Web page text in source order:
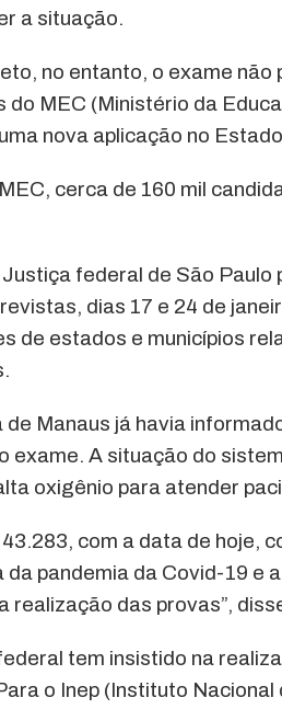
a situação.
no entanto, o exame
do MEC (Ministério da
nova aplicação no
cerca de 160 mil
federal de São
dias 17 e 24 de
de estados e municípios
Manaus já havia
exame. A situação do
oxigênio para atender
com a data de hoje,
da pandemia da Covid-19 e
realização das provas”,
tem insistido na
o Inep (Instituto